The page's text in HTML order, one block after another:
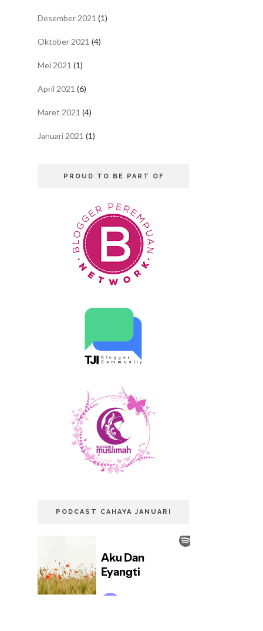
Desember 2021 (1)
Oktober 2021 (4)
Mei 2021 (1)
April 2021 (6)
Maret 2021 (4)
Januari 2021 (1)
PROUD TO BE PART OF
PODCAST CAHAYA JANUARI